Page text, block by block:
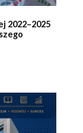
2022–2025